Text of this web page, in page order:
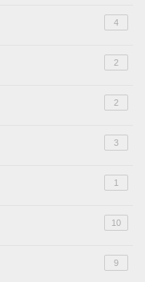
4
2
2
3
1
10
9